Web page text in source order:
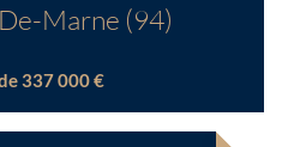
Marne (94)
337 000 €